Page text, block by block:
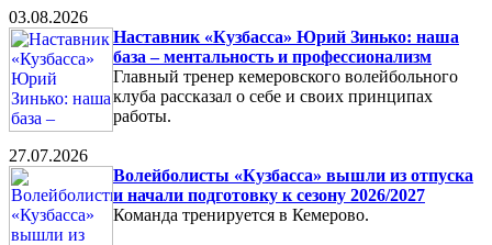
03.08.2026
Наставник «Кузбасса» Юрий Зинько: наша
база – ментальность и профессионализм
Главный тренер кемеровского волейбольного
клуба рассказал о себе и своих принципах
работы.
27.07.2026
Волейболисты «Кузбасса» вышли из отпуска
и начали подготовку к сезону 2026/2027
Команда тренируется в Кемерово.